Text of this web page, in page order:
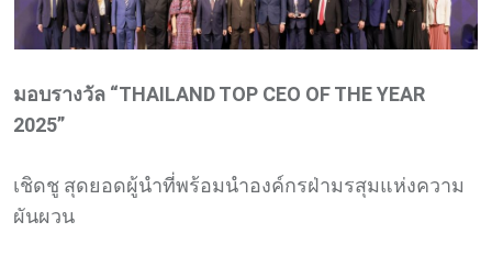
มอบรางวัล “THAILAND TOP CEO OF THE YEAR
2025”
เชิดชู สุดยอดผู้นำที่พร้อมนำองค์กรฝ่ามรสุมแห่งความ
ผันผวน